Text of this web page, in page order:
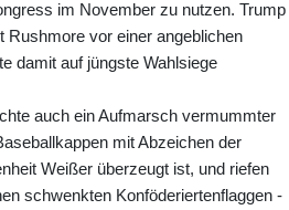
im November zu nutzen. Trump
Rushmore vor einer angeblichen
damit auf jüngste Wahlsiege
auch ein Aufmarsch vermummter
mit Abzeichen der
Weißer überzeugt ist, und riefen
schwenkten Konföderiertenflaggen -